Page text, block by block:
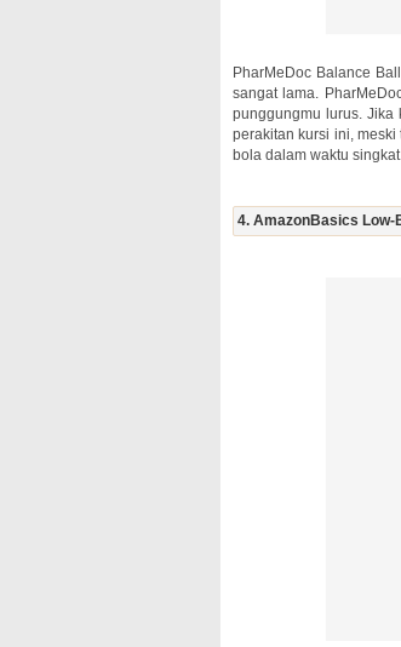
PharMeDoc Balance
sangat lama.
punggungmu lurus.
perakitan kursi ini,
bola dalam waktu singkat.
4. AmazonBasics Low-